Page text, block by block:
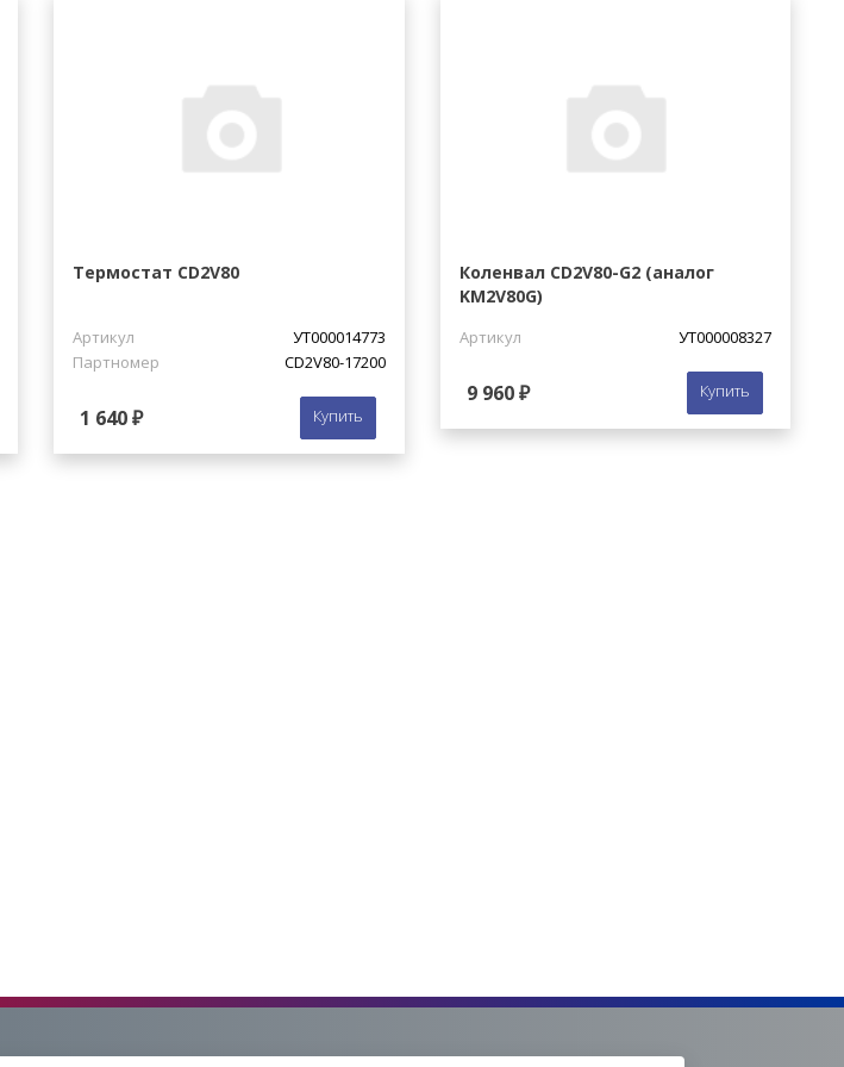
Термостат CD2V80
Артикул
УТ000014773
Партномер
CD2V80-17200
1 640 ₽ Купить
Коленвал CD2V80-G2 (аналог
KM2V80G)
Артикул УТ000008327
9 960 ₽ Купить